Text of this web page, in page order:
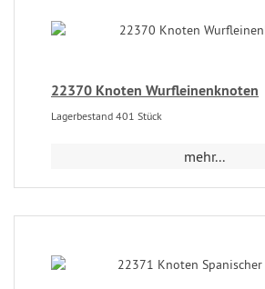
22370 Knoten Wurfleinenknoten
Lagerbestand 401 Stück
mehr...